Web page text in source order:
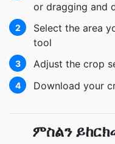
or dragging and
2
Select the area
tool
3 Adjust the crop
4 Download your
ምስልን